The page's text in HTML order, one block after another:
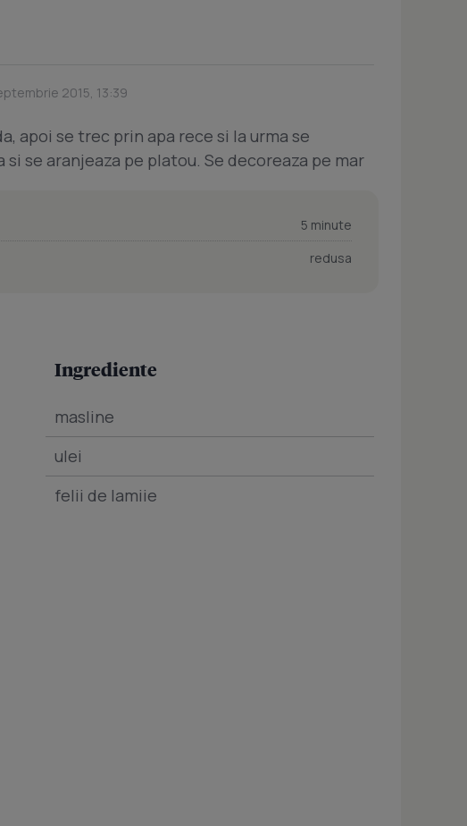
2015, 13:39
apoi se trec prin apa rece si la urma se
se aranjeaza pe platou. Se decoreaza pe mar
5 minute
redusa
Ingrediente
masline
ulei
felii de lamiie